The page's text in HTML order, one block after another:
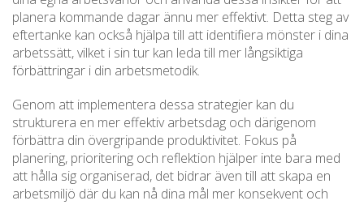
planera kommande dagar ännu mer effektivt. Detta steg av
eftertanke kan också hjälpa till att identifiera mönster i dina
arbetssätt, vilket i sin tur kan leda till mer långsiktiga
förbättringar i din arbetsmetodik.
Genom att implementera dessa strategier kan du
strukturera en mer effektiv arbetsdag och därigenom
förbättra din övergripande produktivitet. Fokus på
planering, prioritering och reflektion hjälper inte bara med
att hålla sig organiserad, det bidrar även till att skapa en
arbetsmiljö där du kan nå dina mål mer konsekvent och